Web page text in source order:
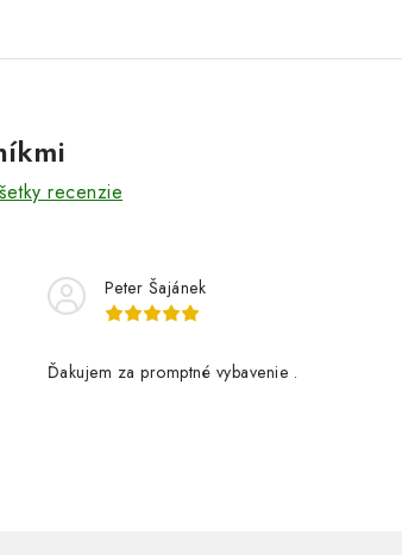
recenzie
Peter Šajánek
Ďakujem za promptné vybavenie .